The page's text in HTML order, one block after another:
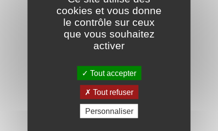
Pédale d'alimentation Blaxx pour 8
cookies et vous donne
le contrôle sur ceux
que vous souhaitez
activer
Tout accepter
Tout refuser
Personnaliser